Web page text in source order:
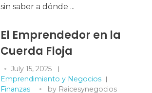
sin saber a dónde ...
El Emprendedor en la
Cuerda Floja
July 15, 2025
Emprendimiento y Negocios
Finanzas
by Raicesynegocios